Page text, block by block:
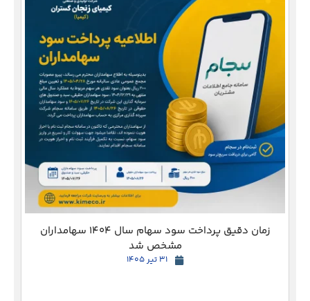
زمان دقیق پرداخت سود سهام سال 1404 سهامداران
مشخص شد
31 تیر 1405